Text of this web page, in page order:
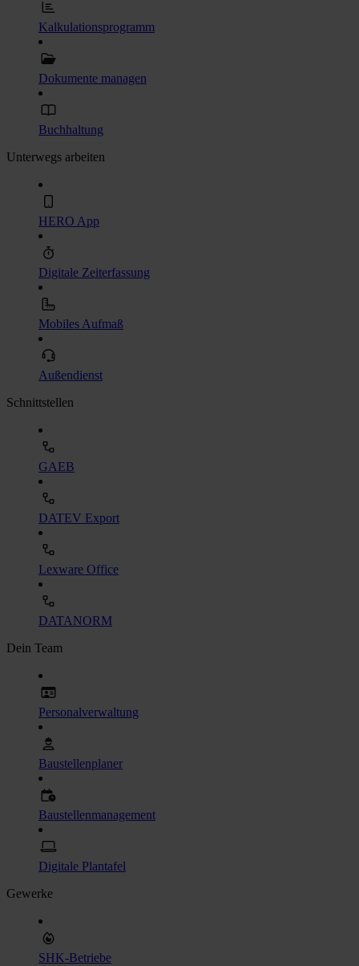
Kalkulationsprogramm
Dokumente managen
Buchhaltung
Unterwegs arbeiten
HERO App
Digitale Zeiterfassung
Mobiles Aufmaß
Außendienst
Schnittstellen
GAEB
DATEV Export
Lexware Office
DATANORM
Dein Team
Personalverwaltung
Baustellenplaner
Baustellenmanagement
Digitale Plantafel
Gewerke
SHK-Betriebe